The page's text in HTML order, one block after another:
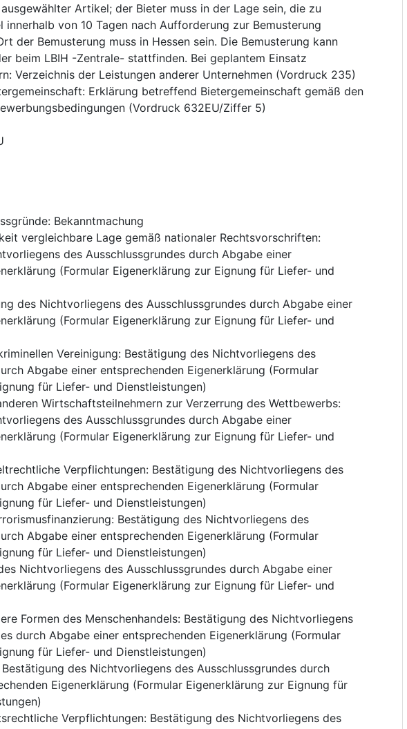
Artikel; der Bieter muss in der Lage sein, die zu
innerhalb von 10 Tagen nach Aufforderung zur Bemusterung
der Bemusterung muss in Hessen sein. Die Bemusterung kann
beim LBIH -Zentrale- stattfinden. Bei geplantem Einsatz
Verzeichnis der Leistungen anderer Unternehmen (Vordruck 235)
Erklärung betreffend Bietergemeinschaft gemäß den
(Vordruck 632EU/Ziffer 5)
: Bekanntmachung
vergleichbare Lage gemäß nationaler Rechtsvorschriften:
des Ausschlussgrundes durch Abgabe einer
(Formular Eigenerklärung zur Eignung für Liefer- und
des Nichtvorliegens des Ausschlussgrundes durch Abgabe einer
(Formular Eigenerklärung zur Eignung für Liefer- und
Vereinigung: Bestätigung des Nichtvorliegens des
Abgabe einer entsprechenden Eigenerklärung (Formular
für Liefer- und Dienstleistungen)
Wirtschaftsteilnehmern zur Verzerrung des Wettbewerbs:
des Ausschlussgrundes durch Abgabe einer
(Formular Eigenerklärung zur Eignung für Liefer- und
Verpflichtungen: Bestätigung des Nichtvorliegens des
Abgabe einer entsprechenden Eigenerklärung (Formular
für Liefer- und Dienstleistungen)
: Bestätigung des Nichtvorliegens des
Abgabe einer entsprechenden Eigenerklärung (Formular
für Liefer- und Dienstleistungen)
Nichtvorliegens des Ausschlussgrundes durch Abgabe einer
(Formular Eigenerklärung zur Eignung für Liefer- und
Formen des Menschenhandels: Bestätigung des Nichtvorliegens
durch Abgabe einer entsprechenden Eigenerklärung (Formular
für Liefer- und Dienstleistungen)
Bestätigung des Nichtvorliegens des Ausschlussgrundes durch
Eigenerklärung (Formular Eigenerklärung zur Eignung für
Verpflichtungen: Bestätigung des Nichtvorliegens des